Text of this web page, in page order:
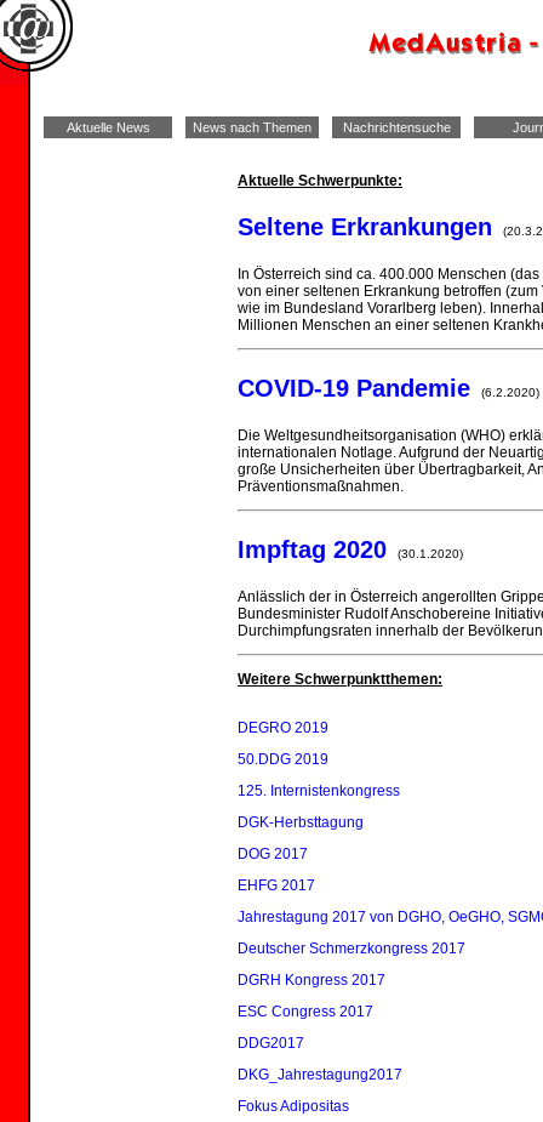
Aktuelle News News nach Themen Nachrichtensuche
Aktuelle Schwerpunkte:
Seltene Erkrankungen
In Österreich sind ca. 400.000 Menschen
von einer seltenen Erkrankung betroffen
wie im Bundesland Vorarlberg leben).
Millionen Menschen an einer seltenen
COVID-19 Pandemie (6.2.2020)
Die Weltgesundheitsorganisation (WHO)
internationalen Notlage. Aufgrund der
große Unsicherheiten über Übertragbarkeit,
Präventionsmaßnahmen.
Impftag 2020 (30.1.2020)
Anlässlich der in Österreich angerollten
Bundesminister Rudolf Anschobereine
Durchimpfungsraten innerhalb der
Weitere Schwerpunktthemen:
DEGRO 2019
50.DDG 2019
125. Internistenkongress
DGK-Herbsttagung
DOG 2017
EHFG 2017
Jahrestagung 2017 von DGHO, OeGHO,
Deutscher Schmerzkongress 2017
DGRH Kongress 2017
ESC Congress 2017
DDG2017
DKG_Jahrestagung2017
Fokus Adipositas